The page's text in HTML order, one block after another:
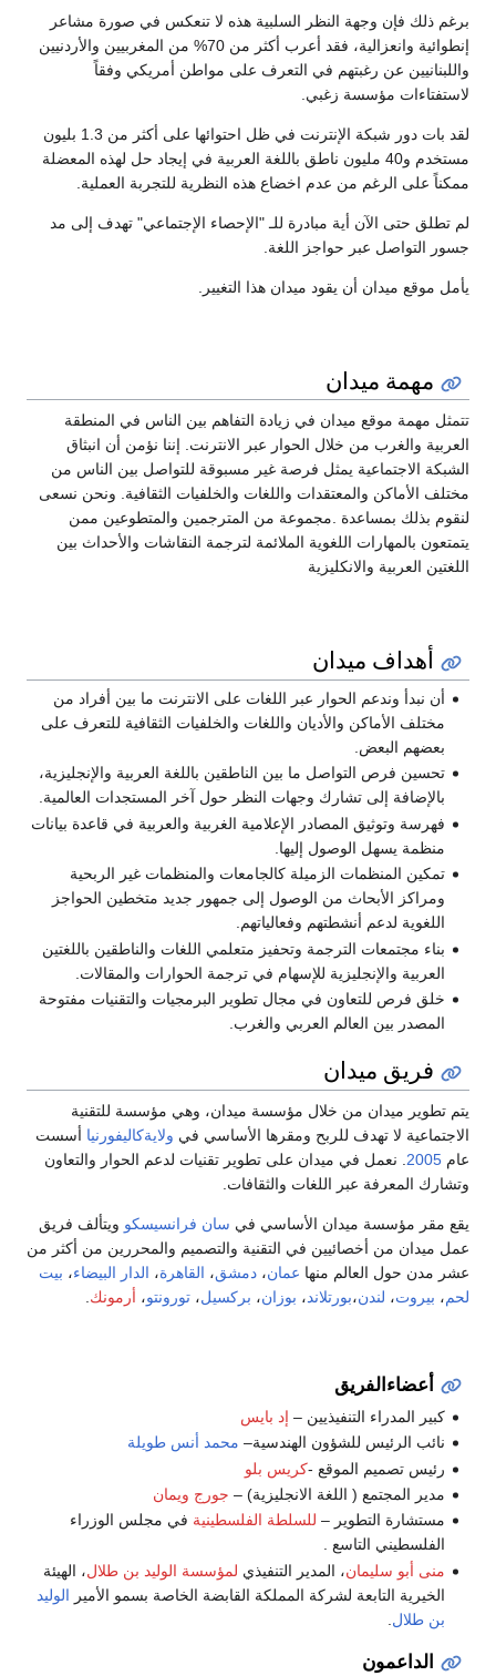
برغم ذلك فإن وجهة النظر السلبية هذه لا تنعكس في صورة مشاعر
إنطوائية وانعزالية، فقد أعرب أكثر من 70% من المغربيين والأردنيين
واللبنانيين عن رغبتهم في التعرف على مواطن أمريكي وفقاً
لاستفتاءات مؤسسة زغبي.
لقد بات دور شبكة الإنترنت في ظل احتوائها على أكثر من 1.3 بليون
مستخدم و40 مليون ناطق باللغة العربية في إيجاد حل لهذه المعضلة
ممكناً على الرغم من عدم اخضاع هذه النظرية للتجربة العملية.
لم تطلق حتى الآن أية مبادرة للـ "الإحصاء الإجتماعي" تهدف إلى مد
جسور التواصل عبر حواجز اللغة.
يأمل موقع ميدان أن يقود ميدان هذا التغيير.
مهمة ميدان
تتمثل مهمة موقع ميدان في زيادة التفاهم بين الناس في المنطقة
العربية والغرب من خلال الحوار عبر الانترنت. إننا نؤمن أن انبثاق
الشبكة الاجتماعية يمثل فرصة غير مسبوقة للتواصل بين الناس من
مختلف الأماكن والمعتقدات واللغات والخلفيات الثقافية. ونحن نسعى
لنقوم بذلك بمساعدة .مجموعة من المترجمين والمتطوعين ممن
يتمتعون بالمهارات اللغوية الملائمة لترجمة النقاشات والأحداث بين
اللغتين العربية والانكليزية
أهداف ميدان
أن نبدأ وندعم الحوار عبر اللغات على الانترنت ما بين أفراد من
مختلف الأماكن والأديان واللغات والخلفيات الثقافية للتعرف على
بعضهم البعض.
تحسين فرص التواصل ما بين الناطقين باللغة العربية والإنجليزية،
بالإضافة إلى تشارك وجهات النظر حول آخر المستجدات العالمية.
فهرسة وتوثيق المصادر الإعلامية الغربية والعربية في قاعدة بيانات
منظمة يسهل الوصول إليها.
تمكين المنظمات الزميلة كالجامعات والمنظمات غير الربحية
ومراكز الأبحاث من الوصول إلى جمهور جديد متخطين الحواجز
اللغوية لدعم أنشطتهم وفعالياتهم.
بناء مجتمعات الترجمة وتحفيز متعلمي اللغات والناطقين باللغتين
العربية والإنجليزية للإسهام في ترجمة الحوارات والمقالات.
خلق فرص للتعاون في مجال تطوير البرمجيات والتقنيات مفتوحة
المصدر بين العالم العربي والغرب.
فريق ميدان
يتم تطوير ميدان من خلال مؤسسة ميدان، وهي مؤسسة للتقنية
الاجتماعية لا تهدف للربح ومقرها الأساسي في ولايةكاليفورنيا أسست
عام 2005 . نعمل في ميدان على تطوير تقنيات لدعم الحوار والتعاون
وتشارك المعرفة عبر اللغات والثقافات.
يقع مقر مؤسسة ميدان الأساسي في سان فرانسيسكو ويتألف فريق
عمل ميدان من أخصائيين في التقنية والتصميم والمحررين من أكثر من
عشر مدن حول العالم منها عمان، دمشق، القاهرة، الدار البيضاء، بيت
لحم، بيروت، لندن،بورتلاند، بوزان، بركسيل، تورونتو، أرمونك
أعضاءالفريق
كبير المدراء التنفيذيين – إد بايس
نائب الرئيس للشؤون الهندسية– محمد أنس طويلة
رئيس تصميم الموقع -كريس بلو
مدير المجتمع ( اللغة الانجليزية) – جورج ويمان
مستشارة التطوير – للسلطة الفلسطينية في مجلس الوزراء
الفلسطيني التاسع .
منى أبو سليمان، المدير التنفيذي لمؤسسة الوليد بن طلال، الهيئة
الخيرية التابعة لشركة المملكة القابضة الخاصة بسمو الأمير الوليد
بن طلال
الداعمون